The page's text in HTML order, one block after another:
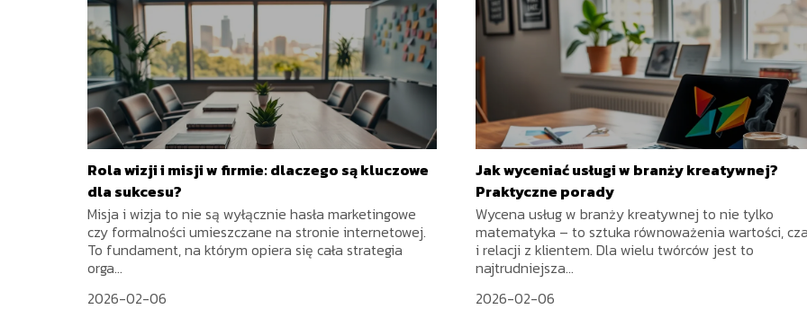
Rola wizji i misji w firmie: dlaczego są kluczowe
dla sukcesu?
Misja i wizja to nie są wyłącznie hasła marketingowe
czy formalności umieszczane na stronie internetowej.
To fundament, na którym opiera się cała strategia
orga...
2026-02-06
Jak wyceniać usługi w branży kreatywnej?
Praktyczne porady
Wycena usług w branży kreatywnej to nie tylko
matematyka – to sztuka równoważenia wartości,
i relacji z klientem. Dla wielu twórców jest to
najtrudniejsza...
2026-02-06